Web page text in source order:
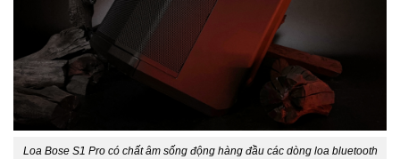
Loa Bose S1 Pro có chất âm sống động hàng đầu các dòng loa bluetooth